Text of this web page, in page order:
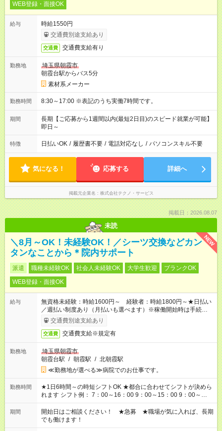
WEB登録・面接OK
給与
時給1550円
交通費別途支給あり
交通費 交通費支給有り
勤務地
埼玉県朝霞市
朝霞台駅からバス5分
素材系メーカー
勤務時間 8:30～17:00 ※表記のうち実働7時間です。
期間
長期【ご応募から1週間以内(最短2日目)のスピード就業が可能】
即日～
特徴 日払いOK / 履歴書不要 / 電話対応なし / パソコンスキル不要
気になる！ 応募する 詳細へ
掲載元企業名 株式会社テクノ・サービス
掲載日：2026.08.07
未読
NEW
＼8月～OK！未経験OK！／シーツ交換などカン
タンなことから＊院内サポート
派遣 職種未経験OK 社会人未経験OK 大学生歓迎
ブランクOK
WEB登録・面接OK
給与
無資格未経験：時給1600円～ 経験者：時給1800円～★日払い
／週払い制度あり（月払いも選べます）※稼働開始時は手続き完
了次第のお支払いとなります。
交通費別途支給あり
交通費 交通費支給※規定有
勤務地
埼玉県朝霞市
朝霞台駅 / 朝霞駅 / 北朝霞駅
≪勤務地が選べる≫病院でのお仕事です。
勤務時間
★1日6時間～の時短シフトOK ★都合に合わせてシフトが決めら
れます シフト例： 7：00～16：00 9：00～15：00 9：00～
18：00 11：00～20：00 など ※Wワークの場合、他のお仕事と
合わせ週40時間超の就業はご案内できません ※法令に基づき、
週20時間以上勤務は社会保険への加入対象となります ※労働者
派遣法（日雇い派遣の原則禁止）により、短時間・短期間の就
期間
開始日はご相談ください！ ★急募 ★職場が気に入れば、長期
でも働けます！